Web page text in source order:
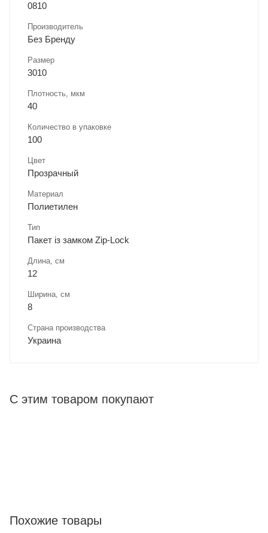
0810
Производитель
Без Бренду
Размер
3010
Плотность, мкм
40
Количество в упаковке
100
Цвет
Прозрачный
Материал
Полиетилен
Тип
Пакет із замком Zip-Lock
Длина, cм
12
Ширина, cм
8
Страна производства
Украина
С этим товаром покупают
Похожие товары